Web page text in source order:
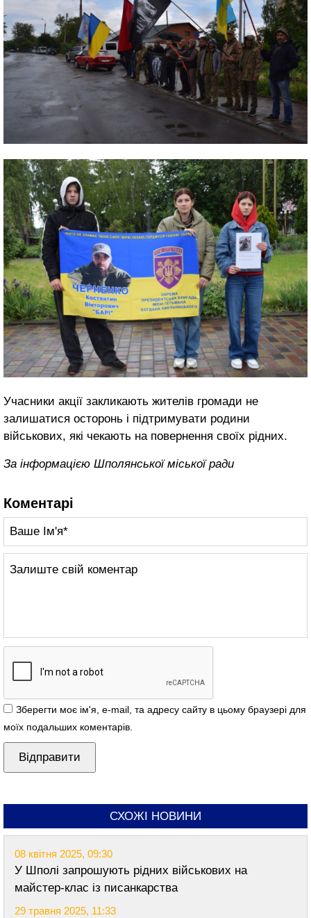
Учасники акції закликають жителів громади не
залишатися осторонь і підтримувати родини
військових, які чекають на повернення своїх рідних.
За інформацією Шполянської міської ради
Коментарі
Зберегти моє ім'я, e-mail, та адресу сайту в цьому браузері для
моїх подальших коментарів.
СХОЖІ НОВИНИ
08 квітня 2025, 09:30
У Шполі запрошують рідних військових на
майстер-клас із писанкарства
29 травня 2025, 11:33